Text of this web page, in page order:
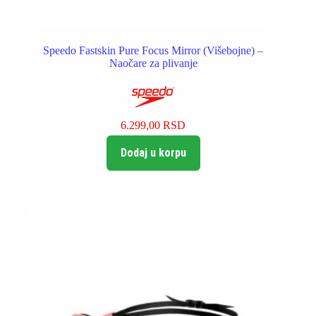
Speedo Fastskin Pure Focus Mirror (Višebojne) –
Naočare za plivanje
6.299,00RSD
Dodaj u korpu